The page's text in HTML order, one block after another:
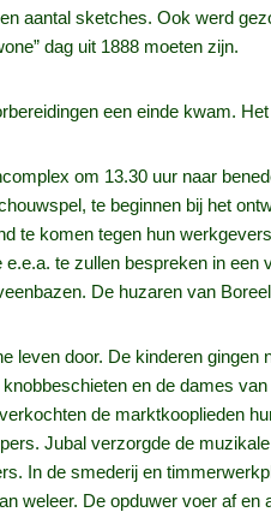
aantal sketches. Ook werd
dag uit 1888 moeten zijn.
een einde kwam.
om 13.30 uur naar
te beginnen bij het
te komen tegen hun
te zullen bespreken in
De huzaren van
leven door. De kinderen
en de dames
de marktkooplieden
Jubal verzorgde de
In de smederij en
weleer. De opduwer voer af